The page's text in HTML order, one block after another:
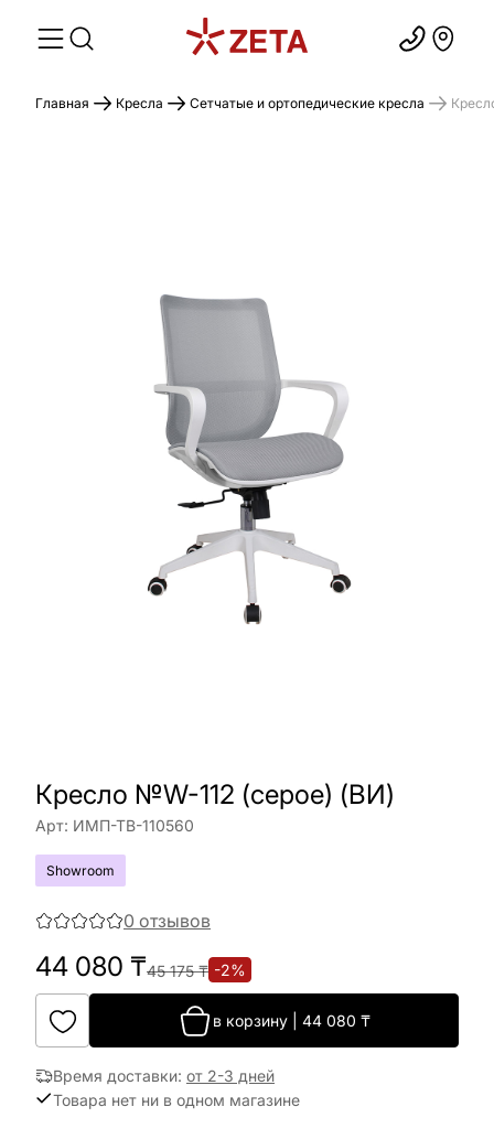
Главная Кресла Сетчатые и ортопедические кресла
Кресло №W-112 (серое) (ВИ)
Арт: ИМП-ТВ-110560
Showroom
0 отзывов
44 080 ₸45 175₸ -2%
в корзину 44 080 ₸
Время доставки: от 2-3 дней
Товара нет ни в одном магазине